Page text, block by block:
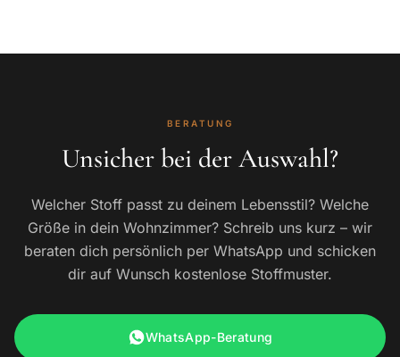
BERATUNG
Unsicher bei der Auswahl?
Welcher Stoff passt zu deinem Lebensstil? Welche
Größe in dein Wohnzimmer? Schreib uns kurz – wir
beraten dich persönlich per WhatsApp und schicken
dir auf Wunsch kostenlose Stoffmuster.
WhatsApp-Beratung